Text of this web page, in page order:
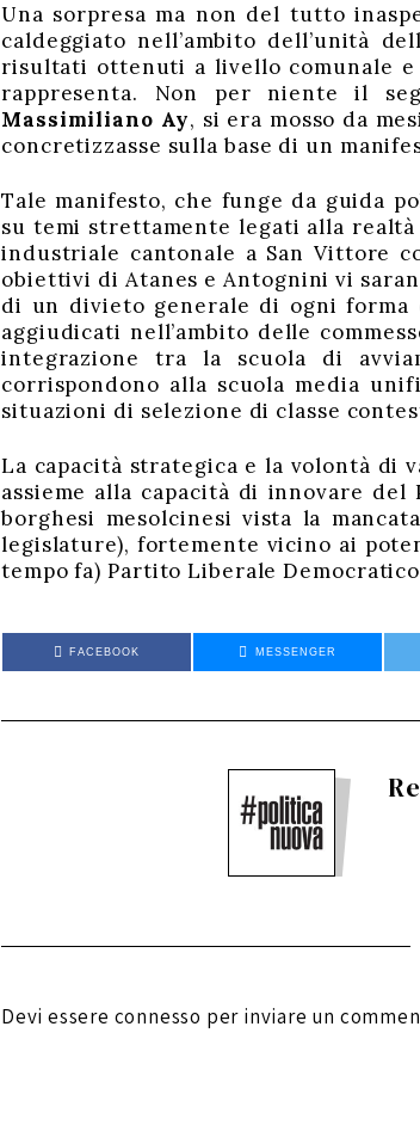
Una sorpresa ma non del tutto
caldeggiato nell’ambito dell’unità
risultati ottenuti a livello comunale
rappresenta. Non per niente il
Massimiliano Ay, si era mosso da
concretizzasse sulla base di un
Tale manifesto, che funge da guida
su temi strettamente legati alla realtà
industriale cantonale a San Vittore
obiettivi di Atanes e Antognini vi
di un divieto generale di ogni forma
aggiudicati nell’ambito delle
integrazione tra la scuola di
corrispondono alla scuola media
situazioni di selezione di classe
La capacità strategica e la volontà di
assieme alla capacità di innovare
borghesi mesolcinesi vista la
legislature), fortemente vicino ai
tempo fa) Partito Liberale
FACEBOOK MESSENGER
Devi essere connesso per inviare un